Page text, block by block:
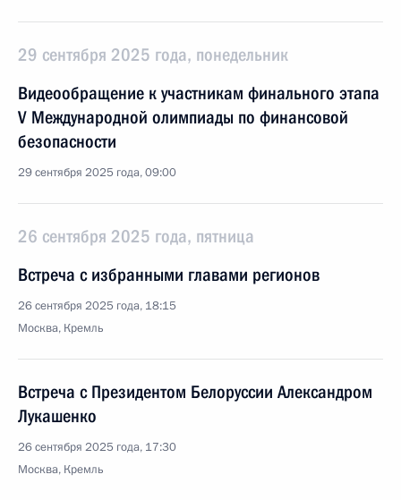
29 сентября 2025 года, понедельник
Видеообращение к участникам финального этапа
V Международной олимпиады по финансовой
безопасности
29 сентября 2025 года, 09:00
26 сентября 2025 года, пятница
Встреча с избранными главами регионов
26 сентября 2025 года, 18:15
Москва, Кремль
Встреча с Президентом Белоруссии Александром
Лукашенко
26 сентября 2025 года, 17:30
Москва, Кремль